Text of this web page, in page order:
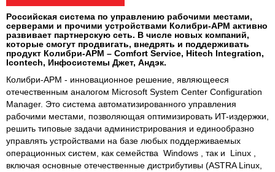
Российская система по управлению рабочими местами,
серверами и прочими устройствами Колибри-АРМ активно
развивает партнерскую сеть. В числе новых компаний,
которые смогут продвигать, внедрять и поддерживать
продукт Колибри-АРМ – Comfort Service, Hitech Integration,
Icontech, Инфосистемы Джет, Андэк.
Колибри-АРМ - инновационное решение, являющееся
отечественным аналогом Microsoft System Center Configuration
Manager. Это система автоматизированного управления
рабочими местами, позволяющая оптимизировать ИT-издержки,
решить типовые задачи администрирования и единообразно
управлять устройствами на базе любых поддерживаемых
операционных систем, как семейства Windows , так и Linux ,
включая основные отечественные дистрибутивы (ASTRA Linux,